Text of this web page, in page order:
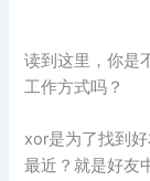
读到这里，你是
工作方式吗？
xor是为了找到
最近？就是好友